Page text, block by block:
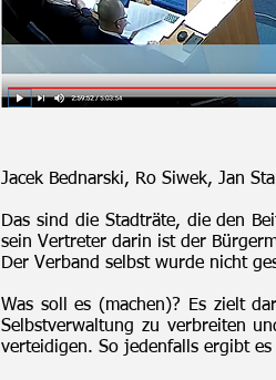
Jacek Bednarski, Ro Siwek, Jan
Das sind die Stadträte, die den
sein Vertreter darin ist der
Der Verband selbst wurde nicht
Was soll es (machen)? Es zielt
Selbstverwaltung zu verbreiten
verteidigen. So jedenfalls ergibt